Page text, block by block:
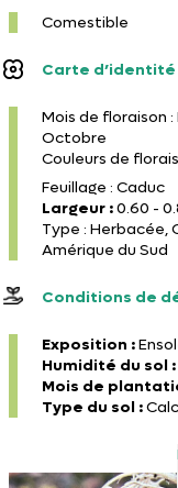
Comestible
Carte d’identité
Mois de floraison
Octobre
Couleurs de
Feuillage : Caduc
Largeur :0.60 -
Type : Herbacée,
Amérique du Sud
Conditions de
Exposition :
Humidité du sol :
Mois de
Type du sol :